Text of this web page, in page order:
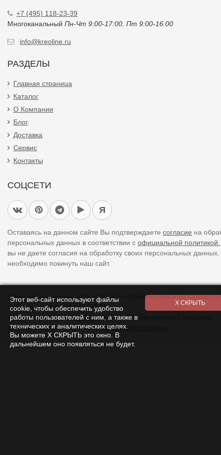
+7 (495) 118-23-39
Многоканальный Пн-Чт 9:00-17:00. Пт 9:00-16:00
info@kreoline.ru
РАЗДЕЛЫ
Главная страница
Каталог
О Компании
Блог
Доставка
Сервис
Контакты
СОЦСЕТИ
Я
Оставаясь на данном сайте Вы подтверждаете согласие на
персональных данных в соответствии с официальной политикой.
вы не даете согласия на обработку своих персональных
необходимо покинуть наш сайт.
Цены указанные на сайте являются справочными и не являются
публичной офертой (ст. 437 ГК).
При использованииматериалов с сайта обязательно указание
прямой ссылки на источник.Список всех товаров
Этот веб-сайт используют файлы
cookie, чтобы обеспечить удобство
работы пользователей с ним, а также в
технических и аналитических целях.
Вы можете Х СКРЫТЬ это окно. В
дальнейшем оно появляться не будет.